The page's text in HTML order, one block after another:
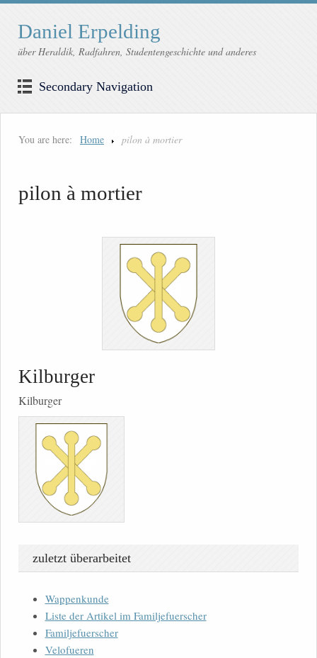
Daniel Erpelding
über Heraldik, Radfahren, Studentengeschichte und anderes
Secondary Navigation
You are here: Home pilon à mortier
pilon à mortier
Kilburger
Kilburger
zuletzt überarbeitet
Wappenkunde
Liste der Artikel im Familjefuerscher
Familjefuerscher
Velofueren